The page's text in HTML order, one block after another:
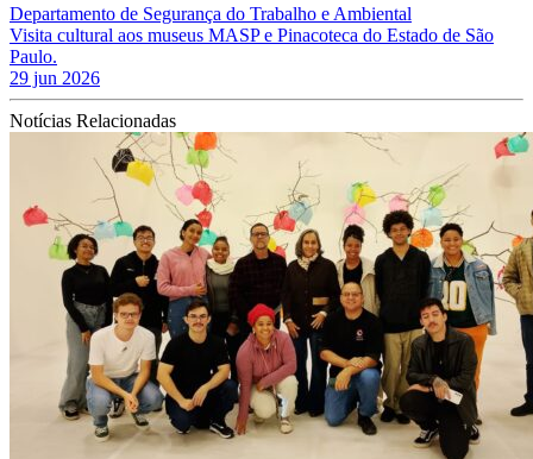
Departamento de Segurança do Trabalho e Ambiental
Visita cultural aos museus MASP e Pinacoteca do Estado de São
Paulo.
29 jun 2026
Notícias Relacionadas